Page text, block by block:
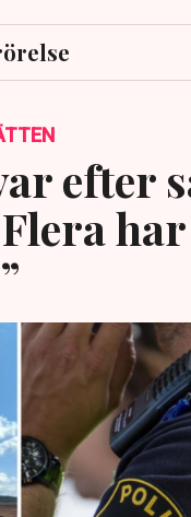
efter